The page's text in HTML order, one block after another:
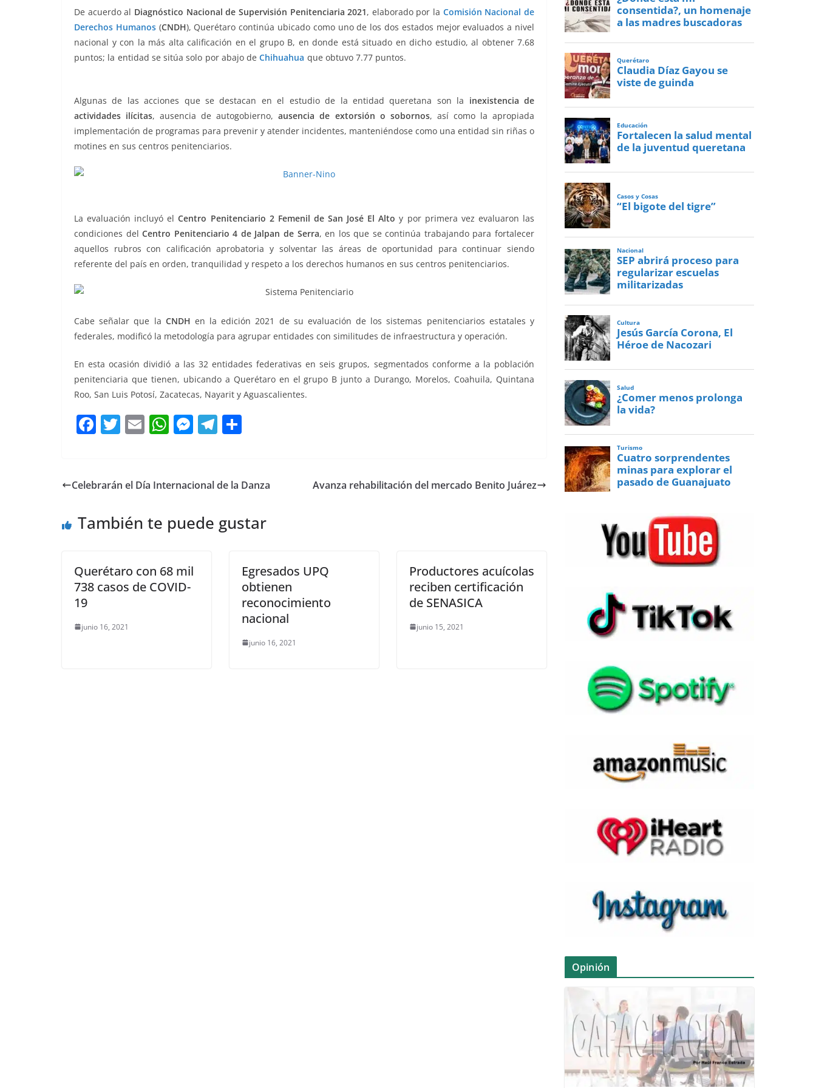
b
o
o
A
p
p
n
g
er
a
m
ar
tir
De acuerdo al Diagnóstico Nacional de Supervisión Penitenciaria 2021, elaborado por la Comisión Nacional de
Derechos Humanos(CNDH), Querétaro continúa ubicado como uno de los dos estados mejor evaluados a nivel
nacional y con la más alta calificación en el grupo B, en donde está situado en dicho estudio, al obtener 7.68
puntos; la entidad se sitúa solo por abajo deChihuahua que obtuvo 7.77 puntos.
Algunas de las acciones que se destacan en el estudio de la entidad queretana son la inexistencia de
actividades ilícitas, ausencia de autogobierno,ausencia de extorsión o sobornos, así como la apropiada
implementación de programas para prevenir y atender incidentes, manteniéndose como una entidad sin riñas o
motines en sus centros penitenciarios.
La evaluación incluyó elCentro Penitenciario 2 Femenil de San José El Alto y por primera vez evaluaron las
condiciones delCentro Penitenciario 4 de Jalpan de Serra, en los que se continúa trabajando para fortalecer
aquellos rubros con calificación aprobatoria y solventar las áreas de oportunidad para continuar siendo
referente del país en orden, tranquilidad y respeto a los derechos humanos en sus centros penitenciarios.
Cabe señalar que la CNDH en la edición 2021 de su evaluación de los sistemas penitenciarios estatales y
federales, modificó la metodología para agrupar entidades con similitudes de infraestructura y operación.
En esta ocasión dividió a las 32 entidades federativas en seis grupos, segmentados conforme a la población
penitenciaria que tienen, ubicando a Querétaro en el grupo B junto a Durango, Morelos, Coahuila, Quintana
Roo, San Luis Potosí, Zacatecas, Nayarit y Aguascalientes.
F
e
o
k
T
er
E
l
W
s
p
p
M
e
g
T
gr
m
p
tir
Celebrarán el Día Internacional de la Danza Avanza rehabilitación del mercado Benito Juárez
También te puede gustar
Querétaro con 68 mil
738 casos de COVID-
19
junio 16, 2021
Egresados UPQ
obtienen
reconocimiento
nacional
junio 16, 2021
Productores acuícolas
reciben certificación
de SENASICA
junio 15, 2021
Opinión